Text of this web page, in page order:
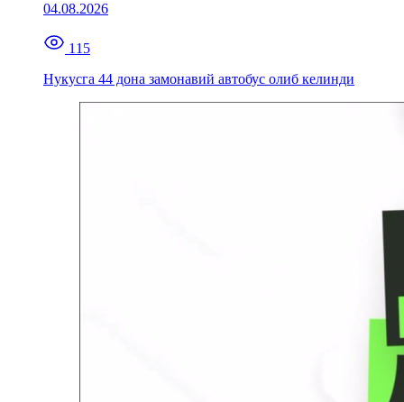
04.08.2026
115
Нукусга 44 дона замонавий автобус олиб келинди